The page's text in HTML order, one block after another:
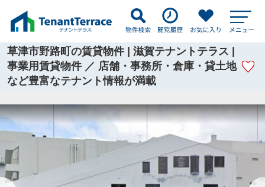
草津市野路町の賃貸物件 | 滋賀テナントテラス |
事業用賃貸物件 ／ 店舗・事務所・倉庫・貸土地
など豊富なテナント情報が満載